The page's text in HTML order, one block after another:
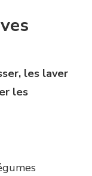
les laver
les